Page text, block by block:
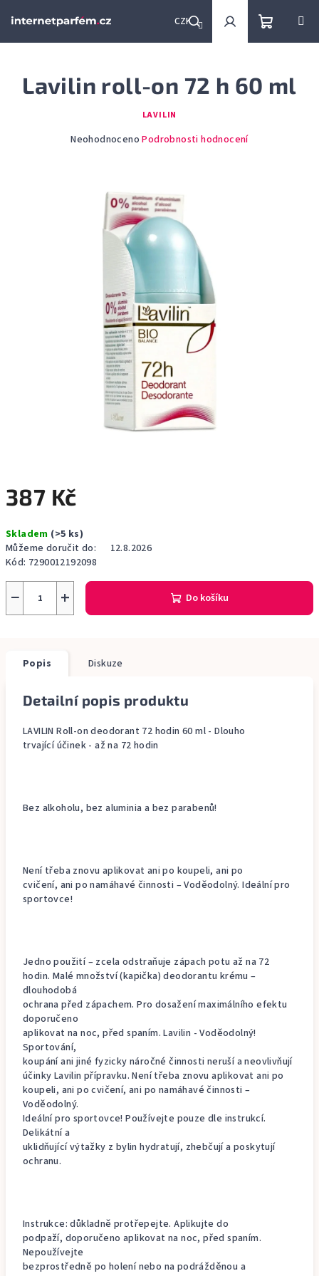
CZK
Hledat PřihlášeníNákupní
košík
387 Kč
cena:
Skladem (>5 ks)
Můžeme doručit do:
12.8.2026
Kód: 7290012192098
+
− Do košíku
Lavilin roll-on 72 h 60 ml
LAVILIN
Průměrné
hvězdiček.
Neohodnoceno Podrobnosti hodnocení
Popis Diskuze
Detailní popis produktu
LAVILIN Roll-on deodorant 72 hodin 60 ml - Dlouho
trvající účinek - až na 72 hodin
Bez alkoholu, bez aluminia a bez parabenů!
Není třeba znovu aplikovat ani po koupeli, ani po
cvičení, ani po namáhavé činnosti – Voděodolný. Ideální pro
sportovce!
Jedno použití – zcela odstraňuje zápach potu až na 72
hodin. Malé množství (kapička) deodorantu krému –
dlouhodobá
ochrana před zápachem. Pro dosažení maximálního efektu
doporučeno
aplikovat na noc, před spaním. Lavilin - Voděodolný!
Sportování,
koupání ani jiné fyzicky náročné činnosti neruší a neovlivňují
účinky Lavilin přípravku. Není třeba znovu aplikovat ani po
koupeli, ani po cvičení, ani po namáhavé činnosti –
Voděodolný.
Ideální pro sportovce! Používejte pouze dle instrukcí.
Delikátní a
uklidňující výtažky z bylin hydratují, zhebčují a poskytují
ochranu.
Instrukce: důkladně protřepejte. Aplikujte do
podpaží, doporučeno aplikovat na noc, před spaním.
Nepoužívejte
bezprostředně po holení nebo na podrážděnou a